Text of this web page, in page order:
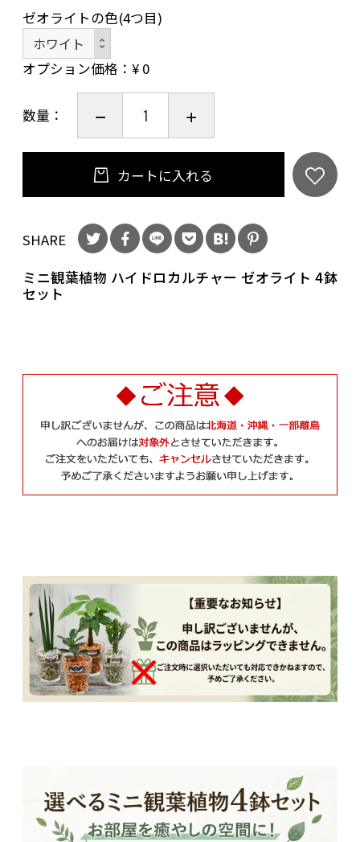
ゼオライトの色(4つ目)
オプション価格：¥ 0
数量：
カートに入れる
SHARE
ミニ観葉植物 ハイドロカルチャー ゼオライト 4鉢
セット